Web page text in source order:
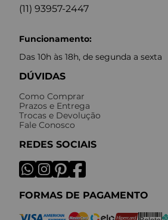
(11) 93957-2447
Funcionamento:
Das 10h às 18h, de segunda a sexta
DÚVIDAS
Como Comprar
Prazos e Entrega
Trocas e Devolução
Fale Conosco
REDES SOCIAIS
FORMAS DE PAGAMENTO